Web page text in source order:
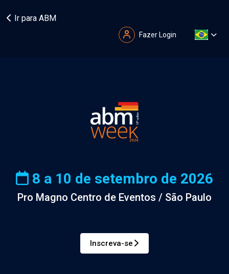
Ir para ABM
Fazer Login
Inscreva-se
8 a 10 de setembro de 2026
Pro Magno Centro de Eventos / São Paulo